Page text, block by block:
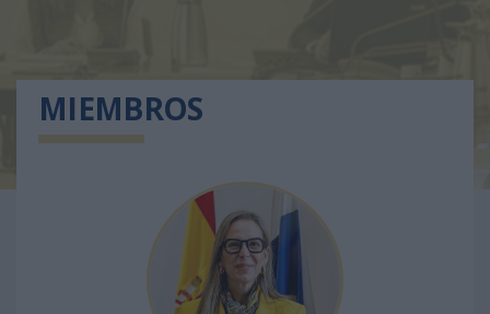
MIEMBROS